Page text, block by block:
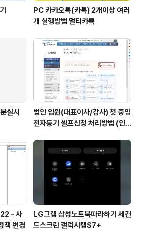
PC 카카오톡(카톡) 2개이상 여러
개 실행방법 멀티카톡
실시
법인 임원(대표이사/감사) 첫 중임
전자등기 셀프신청 처리방법 (인
- 사
책 변경
LG그램 삼성노트북따라하기 세컨
드스크린 갤럭시탭S7+